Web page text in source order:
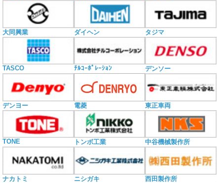
大同興業 ダイヘン タジマ
TASCO ﾁﾙｺｰﾎﾟﾚｰｼｮﾝ デンソー
デンヨー 電菱 東正車両
TONE トンボ工業 中谷機械製作所
ナカトミ ニシガキ 西田製作所